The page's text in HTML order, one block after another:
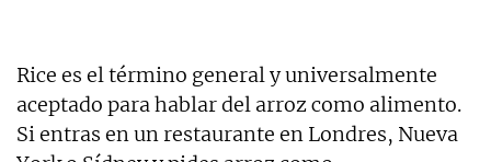
Rice es el término general y universalmente
aceptado para hablar del arroz como alimento.
Si entras en un restaurante en Londres, Nueva